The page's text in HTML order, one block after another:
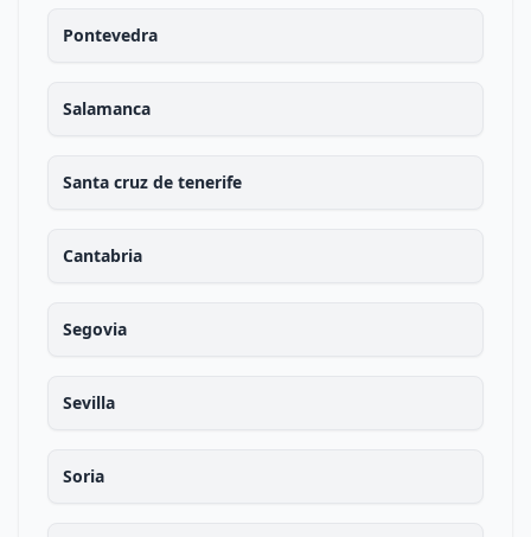
Pontevedra
Salamanca
Santa cruz de tenerife
Cantabria
Segovia
Sevilla
Soria